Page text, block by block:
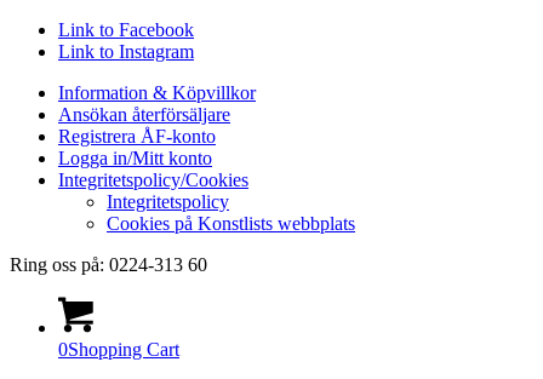
Link to Facebook
Link to Instagram
Information & Köpvillkor
Ansökan återförsäljare
Registrera ÅF-konto
Logga in/Mitt konto
Integritetspolicy/Cookies
Integritetspolicy
Cookies på Konstlists webbplats
Ring oss på: 0224-313 60
0Shopping Cart